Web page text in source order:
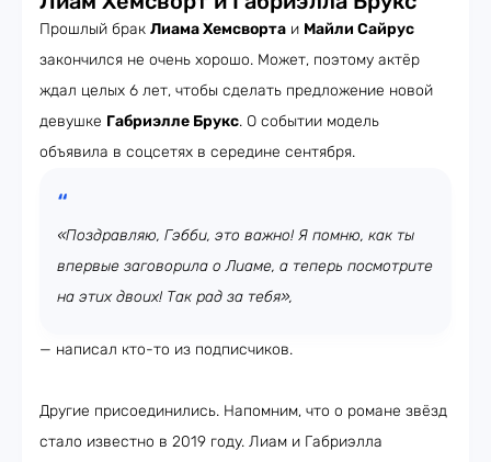
Прошлый брак Лиама Хемсворта и Майли Сайрус
закончился не очень хорошо. Может, поэтому актёр
ждал целых 6 лет, чтобы сделать предложение новой
девушке Габриэлле Брукс. О событии модель
объявила в соцсетях в середине сентября.
«Поздравляю, Гэбби, это важно! Я помню, как ты
впервые заговорила о Лиаме, а теперь посмотрите
на этих двоих! Так рад за тебя»,
— написал кто-то из подписчиков.
Другие присоединились. Напомним, что о романе звёзд
стало известно в 2019 году. Лиам и Габриэлла